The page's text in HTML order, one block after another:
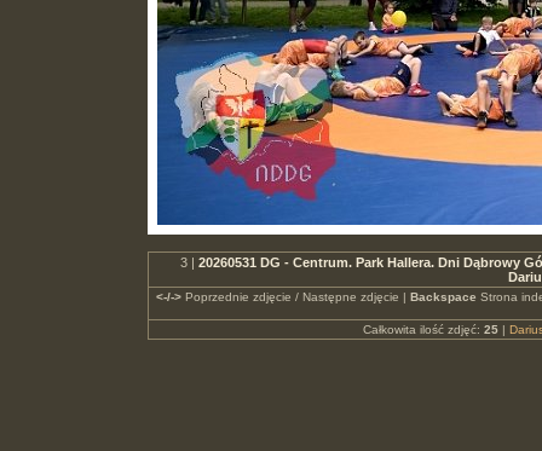
3 | 20260531 DG - Centrum. Park Hallera. Dni Dąbrowy
<-/->Poprzednie zdjęcie / Następne zdjęcie | Backspace Strona
Całkowita ilość zdjęć: 25|